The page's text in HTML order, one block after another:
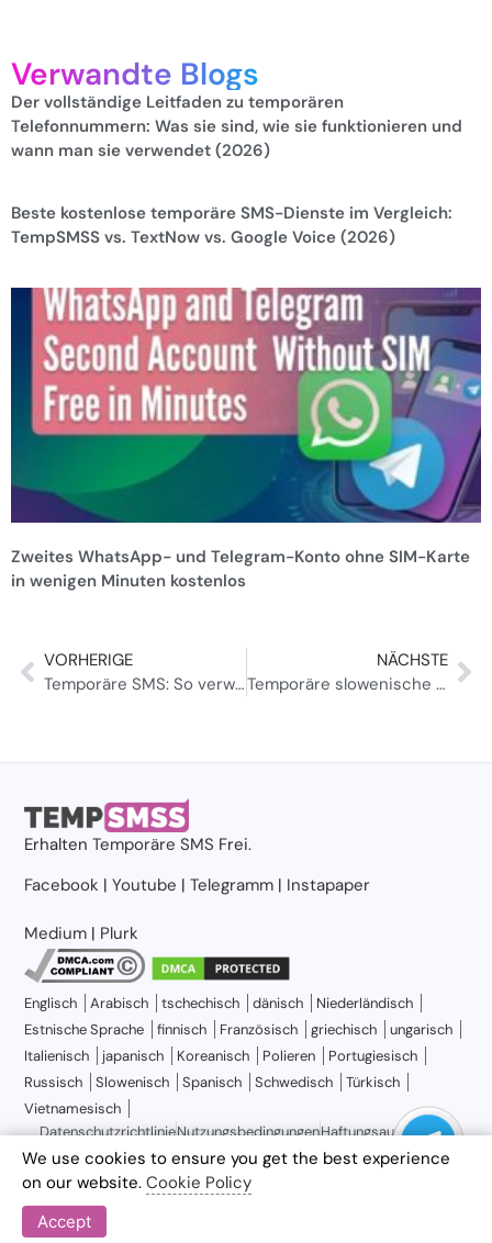
Verwandte Blogs
Der vollständige Leitfaden zu temporären
Telefonnummern: Was sie sind, wie sie funktionieren und
wann man sie verwendet (2026)
Beste kostenlose temporäre SMS-Dienste im Vergleich:
TempSMSS vs. TextNow vs. Google Voice (2026)
Zweites WhatsApp- und Telegram-Konto ohne SIM-Karte
in wenigen Minuten kostenlos
VORHERIGE
Temporäre SMS: So verwenden Sie Wegwerfnummern im Jahr 2024 sicher
NÄCHSTE
Temporäre slowenische freie Zahlen auf Tempsms für globale Reichweite
ErhaltenTemporäre SMS Frei.
Facebook |Youtube |Telegramm | Instapaper
Medium | Plurk
Englisch Arabisch tschechisch dänisch
Niederländisch
Estnische Sprache
finnisch Französisch griechisch
ungarisch
Italienisch
japanisch Koreanisch Polieren
Portugiesisch
Russisch
Slowenisch Spanisch Schwedisch
Türkisch
Vietnamesisch
DatenschutzrichtlinieNutzungsbedingungenHaftungsausschluss
Über temporäre SMSBlogsKontaktieren Sie unsSitemap
© 2026 Temp SMS, alle Rechte vorbehalten.
We use cookies to ensure you get the best experience
on our website. Cookie Policy
Accept